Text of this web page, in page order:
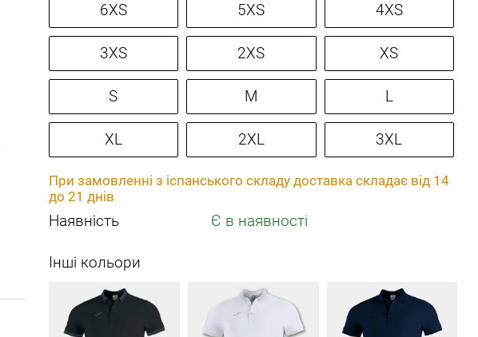
6XS
5XS 4XS
3XS 2XS XS
S M L
XL 2XL 3XL
При замовленні з іспанського складу доставка складає від 14
до 21 днів
Наявність Є в наявності
Інші кольори